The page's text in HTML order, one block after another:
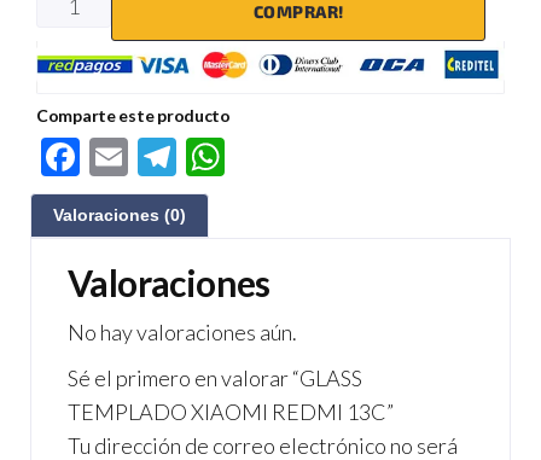
COMPRAR!
Comparte este producto
F
ac
e
b
o
o
k
E
m
ail
Te
le
gr
a
m
s
A
p
p
Valoraciones (0)
Valoraciones
No hay valoraciones aún.
Sé el primero en valorar “GLASS
TEMPLADO XIAOMI REDMI 13C”
Tu dirección de correo electrónico no será